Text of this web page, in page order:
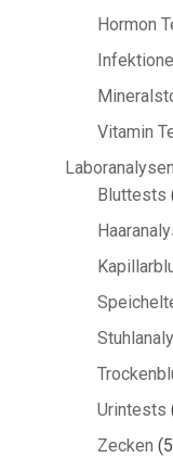
Hormon
Vitamin
Laboranalysen
Bluttests
Urintests
Zecken 5